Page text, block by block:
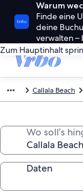
Warum
Finde eine
deine
verwalten –
Zum Hauptinhalt
Callala Beach
Wo soll’s
Daten